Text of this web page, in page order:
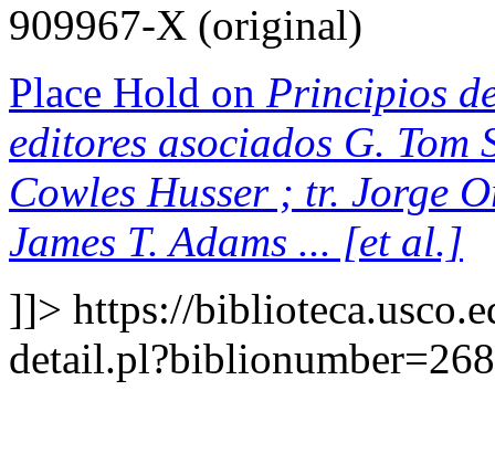
909967-X (original)
Place Hold on Principios
editores asociados G. Tom
Cowles Husser ; tr. Jorge
James T. Adams ... [et al.]
]]> https://